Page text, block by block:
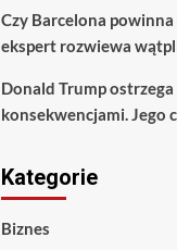
Czy Barcelona
ekspert rozwiewa
Donald Trump
konsekwencjami. Jego
Kategorie
Biznes